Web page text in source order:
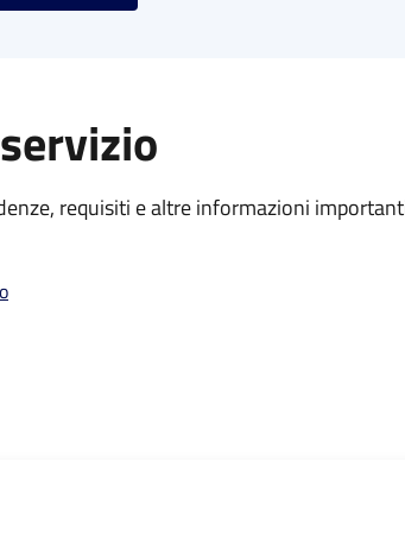
requisiti e altre informazioni